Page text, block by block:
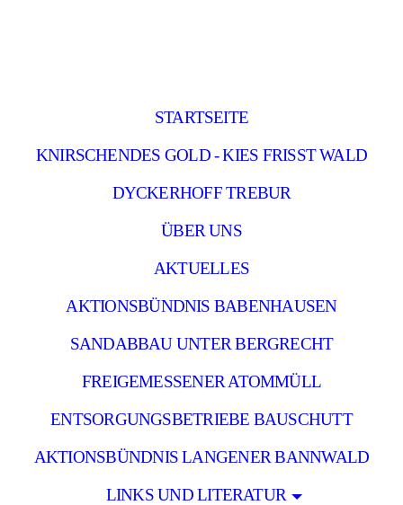
STARTSEITE
KNIRSCHENDES GOLD - KIES FRISST WALD
DYCKERHOFF TREBUR
ÜBER UNS
AKTUELLES
AKTIONSBÜNDNIS BABENHAUSEN
SANDABBAU UNTER BERGRECHT
FREIGEMESSENER ATOMMÜLL
ENTSORGUNGSBETRIEBE BAUSCHUTT
AKTIONSBÜNDNIS LANGENER BANNWALD
LINKS UND LITERATUR